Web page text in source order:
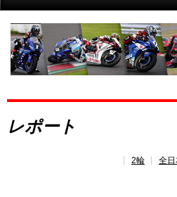
トップ
全日本ロードレース選手権と
レポート
速報
レポート
2輪
全